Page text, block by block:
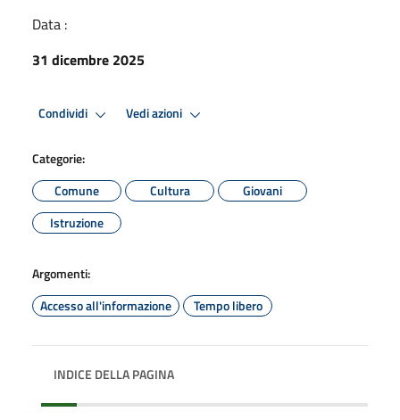
Data :
31 dicembre 2025
Condividi Vedi azioni
Categorie:
Comune
Cultura
Giovani
Istruzione
Argomenti:
Accesso all'informazione
Tempo libero
INDICE DELLA PAGINA